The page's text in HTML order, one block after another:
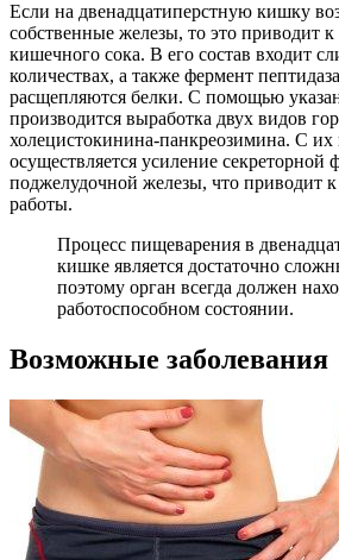
Если на двенадцатиперстную кишку
собственные железы, то это приводит
кишечного сока. В его состав входит
количествах, а также фермент
расщепляются белки. С помощью
производится выработка двух видов
холецистокинина-панкреозимина. С
осуществляется усиление секреторной
поджелудочной железы, что приводит к
работы.
Процесс пищеварения в
кишке является достаточно
поэтому орган всегда должен
работоспособном состоянии.
Возможные заболевания